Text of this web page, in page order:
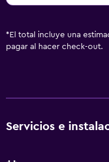
* El total incluye una
pagar al hacer check-out.
Servicios e